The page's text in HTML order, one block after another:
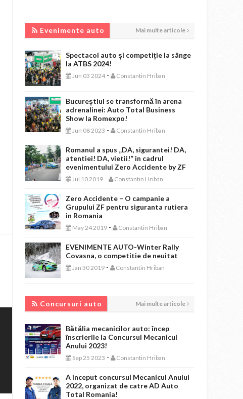
Evenimente auto Mai multe articole
Spectacol auto și competiție la sânge
la ATBS 2024!
Jun 03 2024 - Constantin Hriban
Bucureștiul se transformă în arena
adrenalinei: Auto Total Business
Show la Romexpo!
Jun 08 2023 - Constantin Hriban
Romanul a spus „DA, sigurantei! DA,
atentiei! DA, vietii!” in cadrul
evenimentului Zero Accidente by ZF
Jul 10 2019 - Constantin Hriban
Zero Accidente – O campanie a
Grupului ZF pentru siguranta rutiera
in Romania
May 24 2019 - Constantin Hriban
EVENIMENTE AUTO-Winter Rally
Covasna, o competitie de neuitat
Jan 30 2019 - Constantin Hriban
Concursuri auto Mai multe articole
Bătălia mecanicilor auto: încep
înscrierile la Concursul Mecanicul
Anului 2023!
Sep 25 2023 - Constantin Hriban
A inceput concursul Mecanicul Anului
2022, organizat de catre AD Auto
Total Romania!